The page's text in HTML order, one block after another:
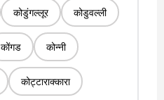
कोडुंगल्लूर कोडुवल्ली
कोंगड कोन्नी
कोट्टाराक्कारा